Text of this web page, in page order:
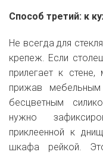
Способ третий: к
Не всегда для
крепеж. Если
прилегает к
прижав мебельным
бесцветным
нужно
приклеенной к
шкафа рейкой.